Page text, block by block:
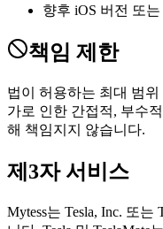
향후 iOS 버전 또
책임 제한
법이 허용하는 최대 범
가로 인한 간접적, 부수
해 책임지지 않습니다.
제3자 서비스
Mytess는 Tesla, Inc. 또